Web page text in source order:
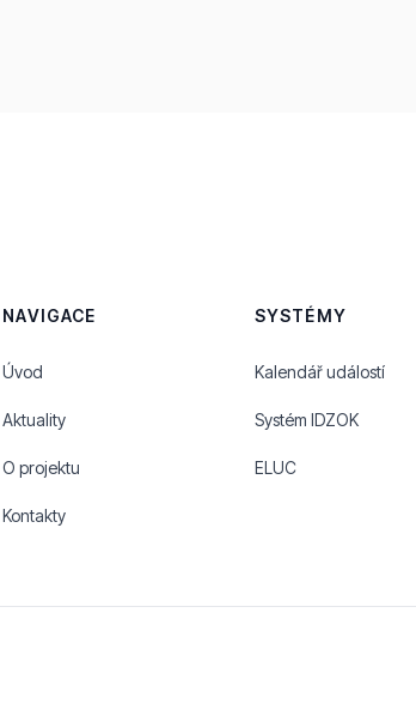
NAVIGACE
Úvod
Aktuality
O projektu
Kontakty
SYSTÉMY
Kalendář událostí
Systém IDZOK
ELUC